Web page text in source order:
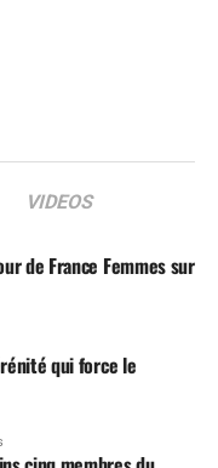
VIDEOS
de France Femmes sur
qui force le